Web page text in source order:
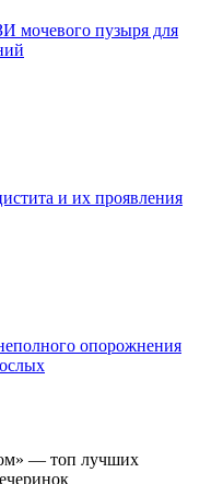
мочевого пузыря для
и их проявления
опорожнения